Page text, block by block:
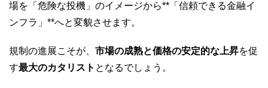
場を「危険な投機」のイメージから**「信頼できる金融イ
ンフラ」**へと変貌させます。
規制の進展こそが、 市場の成熟と価格の安定的な上昇を促
す最大のカタリスト となるでしょう。